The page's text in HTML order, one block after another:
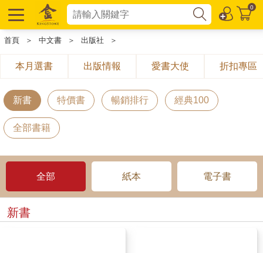
0
首頁 ＞ 中文書 ＞ 出版社 ＞
本月選書 出版情報 愛書大使 折扣專區
新書 特價書 暢銷排行 經典100
全部書籍
全部 紙本 電子書
新書